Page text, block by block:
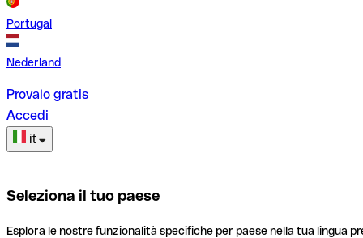
Portugal
Nederland
Provalo gratis
Accedi
it
Seleziona il tuo paese
Esplora le nostre funzionalità specifiche per paese nella tua lingua